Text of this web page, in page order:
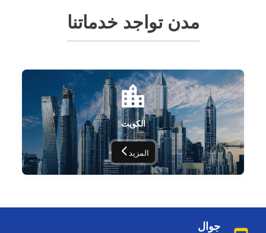
مدن تواجد خدماتنا
الكويت
المزيد
جوال